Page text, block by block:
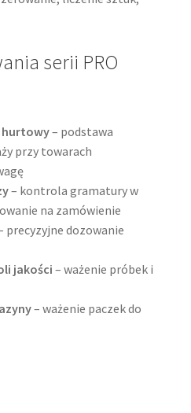
serii PRO
hurtowy– podstawa
przy towarach
– kontrola gramatury w
na zamówienie
precyzyjne dozowanie
jakości – ważenie próbek i
– ważenie paczek do